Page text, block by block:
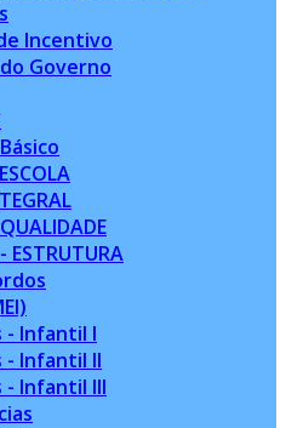
Incentivo
Governo
ESTRUTURA
- Infantil I
- Infantil II
- Infantil III